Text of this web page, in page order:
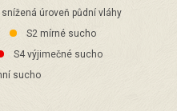
snížená úroveň půdní vláhy
S2 mírné sucho
S4 výjimečné sucho
sucho